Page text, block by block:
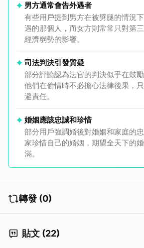
男方通常會告外遇者
有些用戶提到男方在被劈腿的情況
遇的那個人，而女方則常常只對第
經濟弱勢的影響。
司法判決引發質疑
部分評論認為法官的判決似乎在鼓
他們在偷情時不必擔心法律後果，
避責任。
婚姻應該忠誠和珍惜
部分用戶強調婚後對婚姻和家庭的
家珍惜自己的婚姻，期望全天下的
滿。
轉發 (0)
貼文 (22)